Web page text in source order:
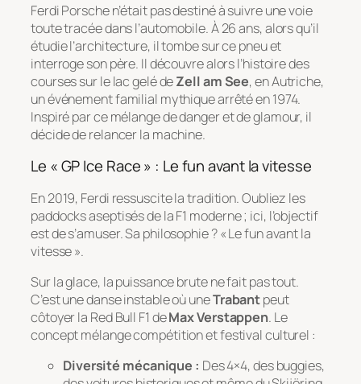
Ferdi Porsche n’était pas destiné à suivre une voie
toute tracée dans l’automobile. À 26 ans, alors qu’il
étudie l’architecture, il tombe sur ce pneu et
interroge son père. Il découvre alors l’histoire des
courses sur le lac gelé deZell am See, en Autriche,
un événement familial mythique arrêté en 1974.
Inspiré par ce mélange de danger et de glamour, il
décide de relancer la machine.
Le « GP Ice Race » : Le fun avant la vitesse
En 2019, Ferdi ressuscite la tradition. Oubliez les
paddocks aseptisés de la F1 moderne ; ici, l’objectif
est de s’amuser. Sa philosophie ? « Le fun avant la
vitesse ».
Sur la glace, la puissance brute ne fait pas tout.
C’est une danse instable où uneTrabantpeut
côtoyer la Red Bull F1 deMax Verstappen. Le
concept mélange compétition et festival culturel :
Diversité mécanique : Des 4×4, des buggies,